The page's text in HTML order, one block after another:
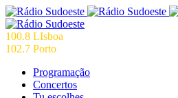
100.8 LIsboa
102.7 Porto
Programação
Concertos